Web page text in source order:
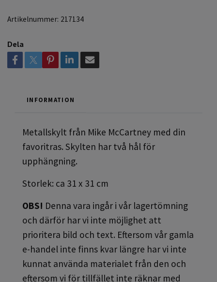
Artikelnummer: 217134
Dela
INFORMATION
Metallskylt från Mike McCartney med din
favoritras. Skylten har två hål för
upphängning.
Storlek: ca 31 x 31 cm
OBS! Denna vara ingår i vår lagertömning
och därför har vi inte möjlighet att
prioritera bild och text. Eftersom vår gamla
e-handel inte finns kvar längre har vi inte
kunnat använda materialet från den och
eftersom vi för tillfället inte räknar med